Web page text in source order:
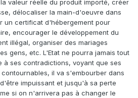
valeur réelle du produit importé, créer
délocaliser la main-d'oeuvre dans
un certificat d'hébergement pour
encourager le développement du
illégal, organiser des mariages
gens, etc. L'Etat ne pourra jamais tout
à ses contradictions, voyant que ses
il va s'embourber dans
impuissant et jusqu'à sa perte
si on n'arrivera pas à changer le